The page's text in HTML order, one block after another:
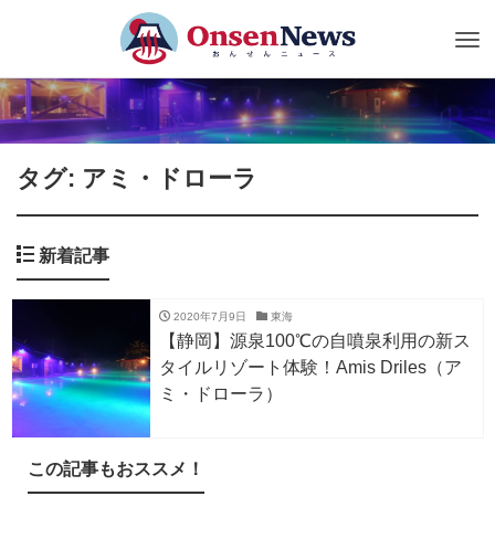
タグ: アミ・ドローラ
新着記事
2020年7月9日 東海
【静岡】源泉100℃の自噴泉利用の新ス
タイルリゾート体験！Amis Driles（ア
ミ・ドローラ）
この記事もおススメ！